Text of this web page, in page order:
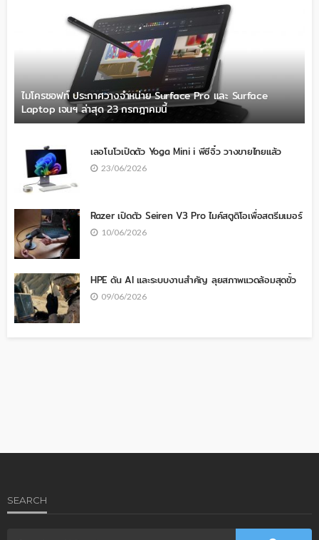
ไมโครซอฟท์ ประกาศวางจำหน่าย Surface Pro และ Surface
Laptop เจนฯ ล่าสุด 23 กรกฎาคมนี้
เลอโนโวเปิดตัว Yoga Mini i พีซีจิ๋ว วางขายไทยแล้ว
23/06/2026
Razer เปิดตัว Seiren V3 Pro ไมค์สตูดิโอเพื่อสตรีมเมอร์
10/06/2026
HPE ดัน AI และระบบงานสำคัญ ลุยสภาพแวดล้อมสุดขั้ว
09/06/2026
SEARCH